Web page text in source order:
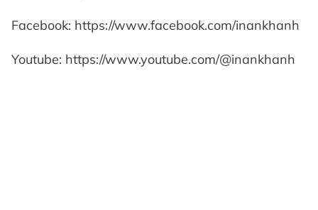
Facebook: https://www.facebook.com/inankhanh
Youtube: https://www.youtube.com/@inankhanh